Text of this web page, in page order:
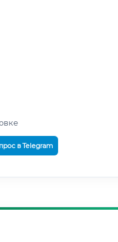
в Telegram